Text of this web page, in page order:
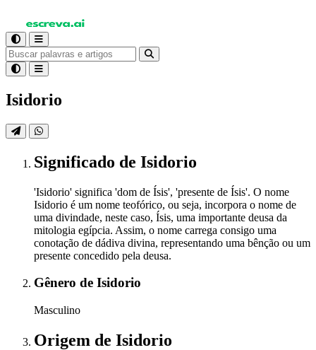
Isidorio
Significado de Isidorio
'Isidorio' significa 'dom de Ísis', 'presente de Ísis'. O nome
Isidorio é um nome teofórico, ou seja, incorpora o nome de
uma divindade, neste caso, Ísis, uma importante deusa da
mitologia egípcia. Assim, o nome carrega consigo uma
conotação de dádiva divina, representando uma bênção ou um
presente concedido pela deusa.
Gênero de Isidorio
Masculino
Origem de Isidorio